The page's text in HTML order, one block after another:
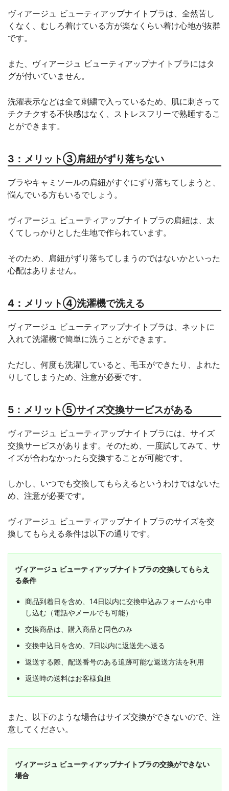
ヴィアージュ ビューティアップナイトブラは、全然苦し
くなく、むしろ着けている方が楽なくらい着け心地が抜群
です。
また、ヴィアージュ ビューティアップナイトブラにはタ
グが付いていません。
洗濯表示などは全て刺繍で入っているため、肌に刺さって
チクチクする不快感はなく、ストレスフリーで熟睡するこ
とができます。
3：メリット③肩紐がずり落ちない
ブラやキャミソールの肩紐がすぐにずり落ちてしまうと、
悩んでいる方もいるでしょう。
ヴィアージュ ビューティアップナイトブラの肩紐は、太
くてしっかりとした生地で作られています。
そのため、肩紐がずり落ちてしまうのではないかといった
心配はありません。
4：メリット④洗濯機で洗える
ヴィアージュ ビューティアップナイトブラは、ネットに
入れて洗濯機で簡単に洗うことができます。
ただし、何度も洗濯していると、毛玉ができたり、よれた
りしてしまうため、注意が必要です。
5：メリット⑤サイズ交換サービスがある
ヴィアージュ ビューティアップナイトブラには、サイズ
交換サービスがあります。そのため、一度試してみて、サ
イズが合わなかったら交換することが可能です。
しかし、いつでも交換してもらえるというわけではないた
め、注意が必要です。
ヴィアージュ ビューティアップナイトブラのサイズを交
換してもらえる条件は以下の通りです。
ヴィアージュ ビューティアップナイトブラの交換してもらえ
る条件
商品到着日を含め、14日以内に交換申込みフォームから申
し込む（電話やメールでも可能）
交換商品は、購入商品と同色のみ
交換申込日を含め、7日以内に返送先へ送る
返送する際、配送番号のある追跡可能な返送方法を利用
返送時の送料はお客様負担
また、以下のような場合はサイズ交換ができないので、注
意してください。
ヴィアージュ ビューティアップナイトブラの交換ができない
場合